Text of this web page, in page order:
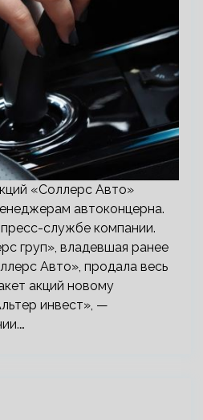
«Соллерс Авто»
автоконцерна.
службе компании.
груп», владевшая ранее
Авто», продала весь
акций новому
инвест», —